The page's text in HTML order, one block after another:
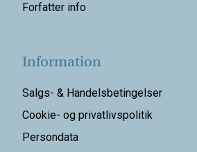
Forfatter info
Information
Salgs- & Handelsbetingelser
Cookie- og privatlivspolitik
Persondata